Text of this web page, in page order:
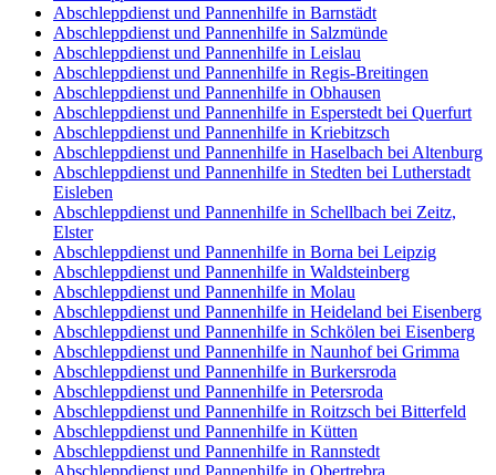
Abschleppdienst und Pannenhilfe in Barnstädt
Abschleppdienst und Pannenhilfe in Salzmünde
Abschleppdienst und Pannenhilfe in Leislau
Abschleppdienst und Pannenhilfe in Regis-Breitingen
Abschleppdienst und Pannenhilfe in Obhausen
Abschleppdienst und Pannenhilfe in Esperstedt bei Querfurt
Abschleppdienst und Pannenhilfe in Kriebitzsch
Abschleppdienst und Pannenhilfe in Haselbach bei Altenburg
Abschleppdienst und Pannenhilfe in Stedten bei Lutherstadt
Eisleben
Abschleppdienst und Pannenhilfe in Schellbach bei Zeitz,
Elster
Abschleppdienst und Pannenhilfe in Borna bei Leipzig
Abschleppdienst und Pannenhilfe in Waldsteinberg
Abschleppdienst und Pannenhilfe in Molau
Abschleppdienst und Pannenhilfe in Heideland bei Eisenberg
Abschleppdienst und Pannenhilfe in Schkölen bei Eisenberg
Abschleppdienst und Pannenhilfe in Naunhof bei Grimma
Abschleppdienst und Pannenhilfe in Burkersroda
Abschleppdienst und Pannenhilfe in Petersroda
Abschleppdienst und Pannenhilfe in Roitzsch bei Bitterfeld
Abschleppdienst und Pannenhilfe in Kütten
Abschleppdienst und Pannenhilfe in Rannstedt
Abschleppdienst und Pannenhilfe in Obertrebra